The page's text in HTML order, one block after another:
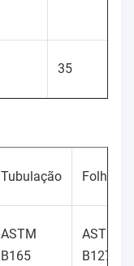
35
Tubulação Folha/
ASTM
B165
ASTM
B127